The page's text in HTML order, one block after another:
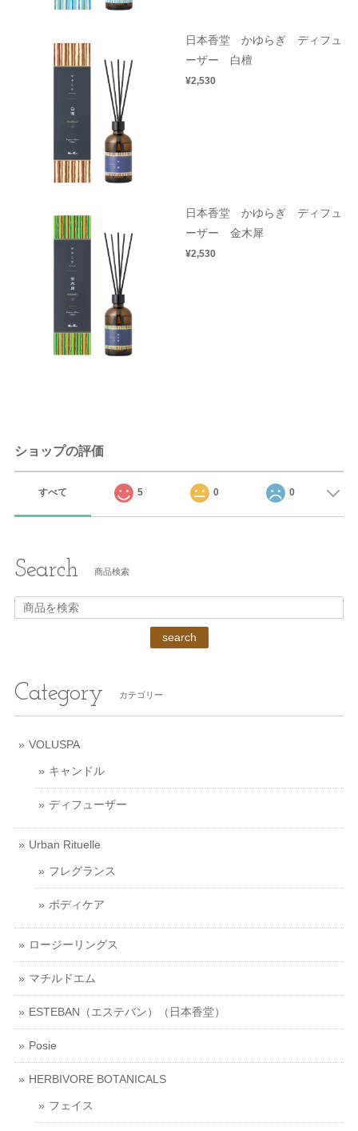
日本香堂 かゆらぎ ディフュ
ーザー 白檀
¥2,530
日本香堂 かゆらぎ ディフュ
ーザー 金木犀
¥2,530
ショップの評価
すべて 5 0 0
Search 商品検索
search
Category カテゴリー
VOLUSPA
キャンドル
ディフューザー
Urban Rituelle
フレグランス
ボディケア
ロージーリングス
マチルドエム
ESTEBAN（エステバン）（日本香堂）
Posie
HERBIVORE BOTANICALS
フェイス